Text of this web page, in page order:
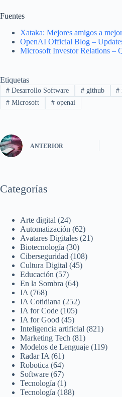
Fuentes
Xataka: Mejores amigos a
OpenAI Official Blog –
Microsoft Investor Relations –
Etiquetas
#Desarrollo Software #github #
#Microsoft #openai
ANTERIOR
Categorías
Arte digital (24)
Automatización (62)
Avatares Digitales (21)
Biotecnología (30)
Ciberseguridad (108)
Cultura Digital (45)
Educación (57)
En la Sombra (64)
IA (768)
IA Cotidiana (252)
IA for Code (105)
IA for Good (45)
Inteligencia artificial (821)
Marketing Tech (81)
Modelos de Lenguaje (119)
Radar IA (61)
Robotica (64)
Software (67)
Tecnología (1)
Tecnología (188)